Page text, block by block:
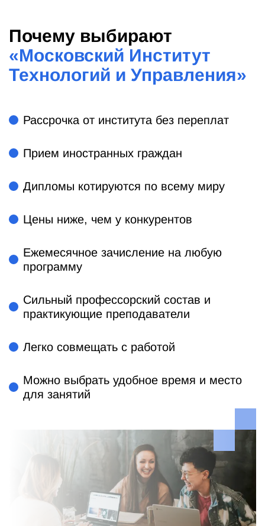
Почему выбирают
«Московский Институт
Технологий и Управления»
Рассрочка от института без переплат
Прием иностранных граждан
Дипломы котируются по всему миру
Цены ниже, чем у конкурентов
Ежемесячное зачисление на любую
программу
Сильный профессорский состав и
практикующие преподаватели
Легко совмещать с работой
Можно выбрать удобное время и место
для занятий